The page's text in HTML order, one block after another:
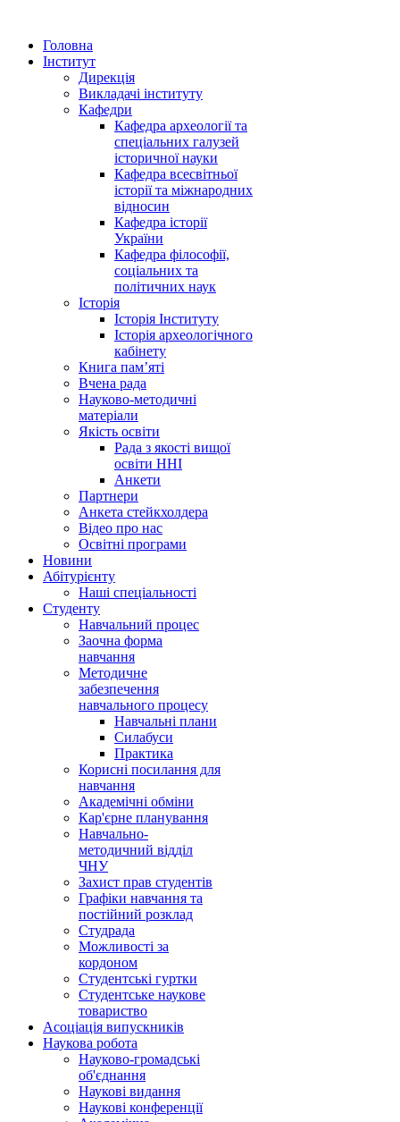
Головна
Інститут
Дирекція
Викладачі інституту
Кафедри
Кафедра археології та
спеціальних галузей
історичної науки
Кафедра всесвітньої
історії та міжнародних
відносин
Кафедра історії
України
Кафедра філософії,
соціальних та
політичних наук
Історія
Історія Інституту
Історія археологічного
кабінету
Книга памʼяті
Вчена рада
Науково-методичні
матеріали
Якість освіти
Рада з якості вищої
освіти ННІ
Анкети
Партнери
Анкета стейкхолдера
Відео про нас
Освітні програми
Hовини
Абітурієнту
Наші спеціальності
Студенту
Навчальний процес
Заочна форма
навчання
Методичне
забезпечення
навчального процесу
Навчальні плани
Силабуси
Практика
Корисні посилання для
навчання
Академічні обміни
Кар'єрне планування
Навчально-
методичний відділ
ЧНУ
Захист прав студентів
Графіки навчання та
постійний розклад
Студрада
Можливості за
кордоном
Студентські гуртки
Студентське наукове
товариство
Асоціація випускників
Наукова робота
Науково-громадські
об'єднання
Наукові видання
Наукові конференції